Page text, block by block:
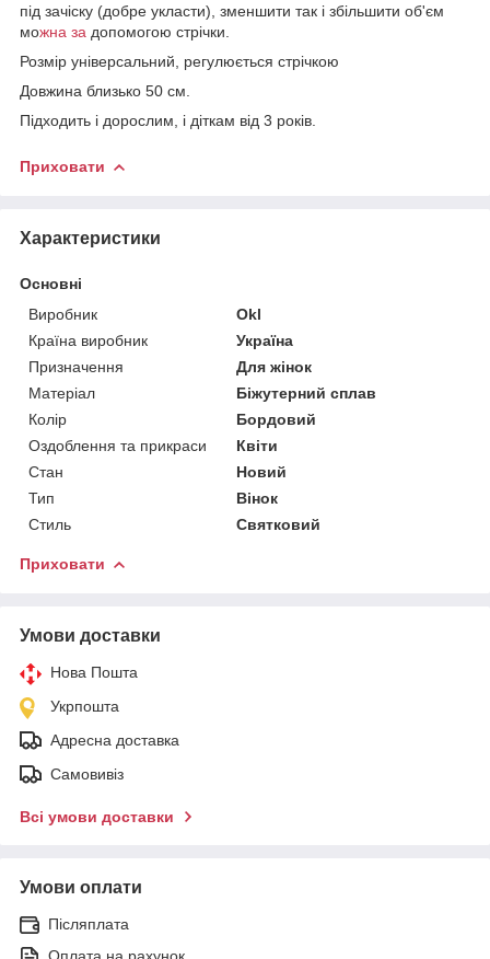
під зачіску (добре укласти), зменшити так і збільшити об'єм
можна за допомогою стрічки.
Розмір універсальний, регулюється стрічкою
Довжина близько 50 см.
Підходить і дорослим, і діткам від 3 років.
Приховати
Характеристики
Основні
Виробник
Okl
Країна виробник
Україна
Призначення
Для жінок
Матеріал
Біжутерний сплав
Колір
Бордовий
Оздоблення та прикраси
Квіти
Стан
Новий
Тип
Вінок
Стиль
Святковий
Приховати
Умови доставки
Нова Пошта
Укрпошта
Адресна доставка
Самовивіз
Всі умови доставки
Умови оплати
Післяплата
Оплата на рахунок